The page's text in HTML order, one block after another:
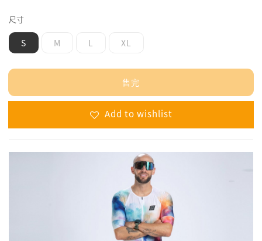
尺寸
S M L XL
售完
Add to wishlist